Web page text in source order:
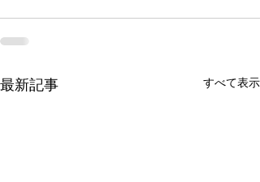
最新記事 すべて表示